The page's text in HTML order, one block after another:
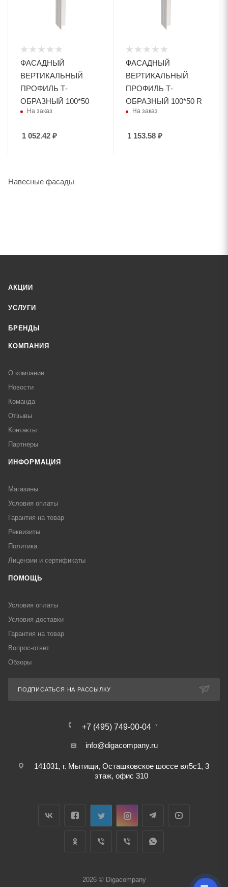
ФАСАДНЫЙ
ВЕРТИКАЛЬНЫЙ
ПРОФИЛЬ Т-
ОБРАЗНЫЙ 100*50
На заказ
1 052.42 ₽
ФАСАДНЫЙ
ВЕРТИКАЛЬНЫЙ
ПРОФИЛЬ Т-
ОБРАЗНЫЙ 100*50 R
На заказ
1 153.58 ₽
Навесные фасады
АКЦИИ
УСЛУГИ
БРЕНДЫ
КОМПАНИЯ
О компании
Новости
Команда
Отзывы
Контакты
Партнеры
ИНФОРМАЦИЯ
Магазины
Условия оплаты
Гарантия на товар
Реквизиты
Политика
Лицензии и сертификаты
ПОМОЩЬ
Условия оплаты
Условия доставки
Гарантия на товар
Вопрос-ответ
Обзоры
ПОДПИСАТЬСЯ НА РАССЫЛКУ
+7 (495) 749-00-04
info@digacompany.ru
141031, г. Мытищи, Осташковское шоссе вл5с1, 3
этаж, офис 310
2026 © Digacompany